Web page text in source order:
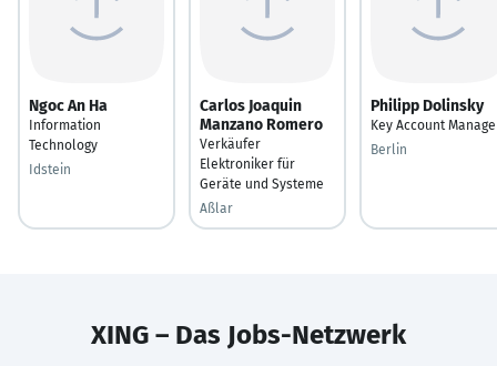
Ngoc An Ha
Information
Technology
Idstein
Carlos Joaquin
Manzano Romero
Verkäufer
Elektroniker für
Geräte und Systeme
Aßlar
Philipp Dolinsky
Key Account
Berlin
XING – Das Jobs-Netzwerk